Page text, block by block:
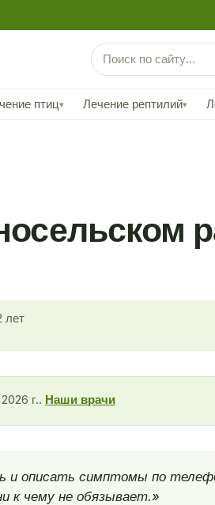
птиц▾ Лечение рептилий▾
лет
г.. Наши врачи
и описать симптомы по
к чему не обязывает.»